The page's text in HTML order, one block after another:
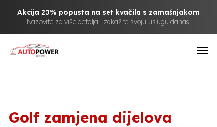
Akcija 20% popusta na set kvačila s zamašnjakom
Nazovite za više detalja i zakažite svoju uslugu danas!
Golf zamjena dijelova